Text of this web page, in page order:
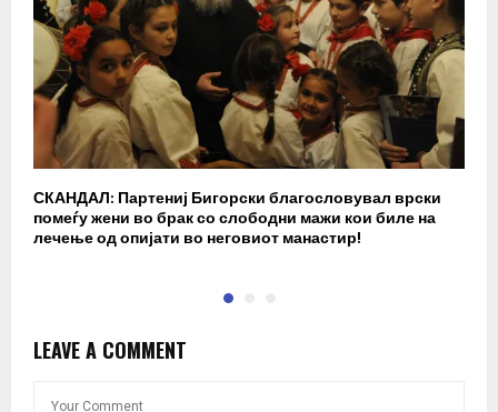
СКАНДАЛ: Партениј Бигорски благословувал врски
помеѓу жени во брак со слободни мажи кои биле на
лечење од опијати во неговиот манастир!
LEAVE A COMMENT